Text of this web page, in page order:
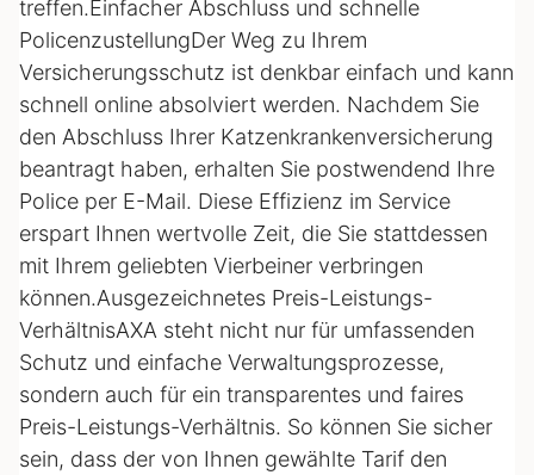
treffen.Einfacher Abschluss und schnelle
PolicenzustellungDer Weg zu Ihrem
Versicherungsschutz ist denkbar einfach und kann
schnell online absolviert werden. Nachdem Sie
den Abschluss Ihrer Katzenkrankenversicherung
beantragt haben, erhalten Sie postwendend Ihre
Police per E-Mail. Diese Effizienz im Service
erspart Ihnen wertvolle Zeit, die Sie stattdessen
mit Ihrem geliebten Vierbeiner verbringen
können.Ausgezeichnetes Preis-Leistungs-
VerhältnisAXA steht nicht nur für umfassenden
Schutz und einfache Verwaltungsprozesse,
sondern auch für ein transparentes und faires
Preis-Leistungs-Verhältnis. So können Sie sicher
sein, dass der von Ihnen gewählte Tarif den